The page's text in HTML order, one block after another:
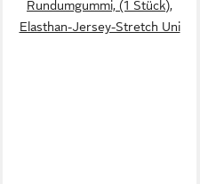
Rundumgummi, (1 Stück),
Elasthan-Jersey-Stretch Uni